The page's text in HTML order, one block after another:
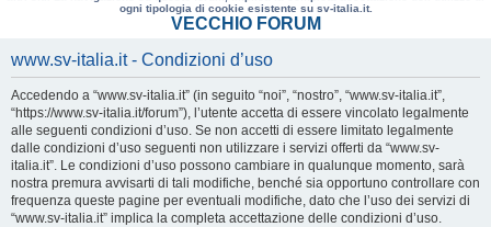
a
ogni tipologia di cookie esistente su sv-italia.it.
VECCHIO FORUM
www.sv-italia.it - Condizioni d’uso
Accedendo a “www.sv-italia.it” (in seguito “noi”, “nostro”, “www.sv-italia.it”,
“https://www.sv-italia.it/forum”), l’utente accetta di essere vincolato legalmente
alle seguenti condizioni d’uso. Se non accetti di essere limitato legalmente
dalle condizioni d’uso seguenti non utilizzare i servizi offerti da “www.sv-
italia.it”. Le condizioni d’uso possono cambiare in qualunque momento, sarà
nostra premura avvisarti di tali modifiche, benché sia opportuno controllare con
frequenza queste pagine per eventuali modifiche, dato che l’uso dei servizi di
“www.sv-italia.it” implica la completa accettazione delle condizioni d’uso.